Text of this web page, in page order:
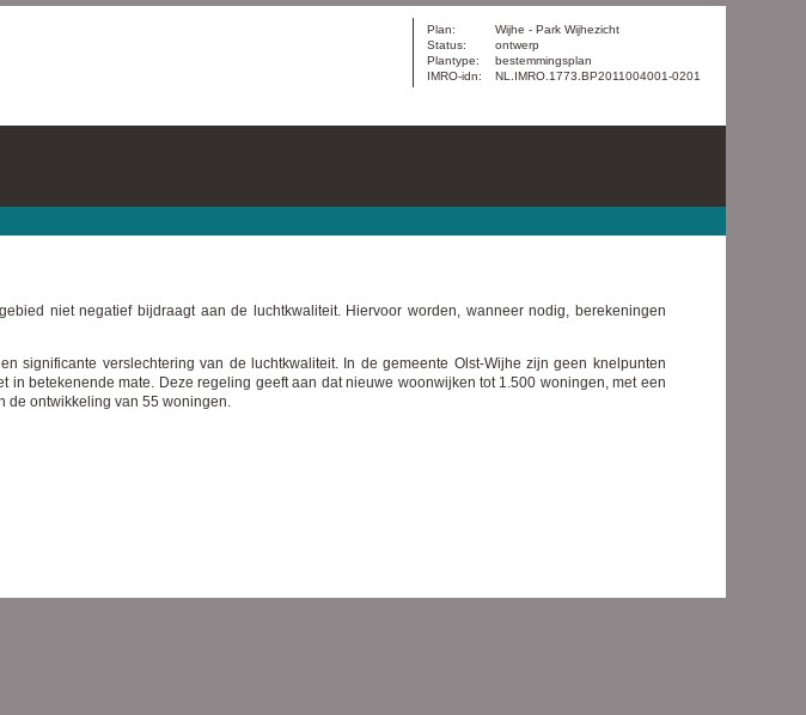
Plan:
Wijhe - Park Wijhezicht
Status:
ontwerp
Plantype:
bestemmingsplan
IMRO-idn:
NL.IMRO.1773.BP2011004001-0201
niet negatief bijdraagt aan de luchtkwaliteit. Hiervoor worden, wanneer nodig, berekeningen
significante verslechtering van de luchtkwaliteit. In de gemeente Olst-Wijhe zijn geen knelpunten
betekenende mate. Deze regeling geeft aan dat nieuwe woonwijken tot 1.500 woningen, met een
ontwikkeling van 55 woningen.